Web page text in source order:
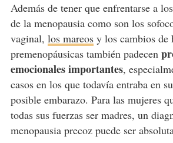
Además de tener que enfrentarse a
de la menopausia como son los
vaginal, los mareosy los cambios de
premenopáusicas también padecen
emocionales importantes,
casos en los que todavía entraba en
posible embarazo. Para las mujeres
todas sus fuerzas ser madres, un
menopausia precoz puede ser